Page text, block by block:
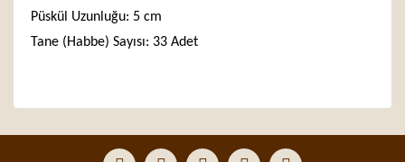
Püskül Uzunluğu: 5 cm
Tane (Habbe) Sayısı: 33 Adet
formunu kullanarak tarafımıza iletebilirsiniz.
Görüş ve önerileriniz için teşekkür ederiz.